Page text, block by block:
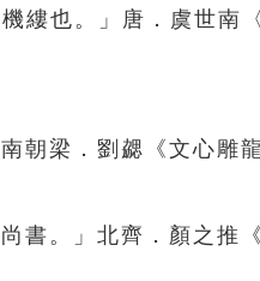
縷也。」唐．虞世南
朝梁．劉勰《文心雕
書。」北齊．顏之推